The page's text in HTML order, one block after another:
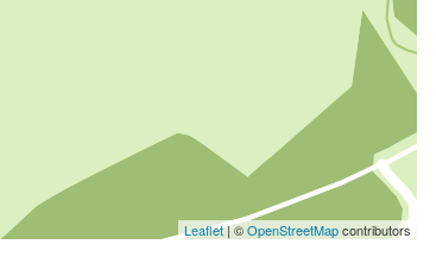
Leaflet| ©OpenStreetMapcontributors